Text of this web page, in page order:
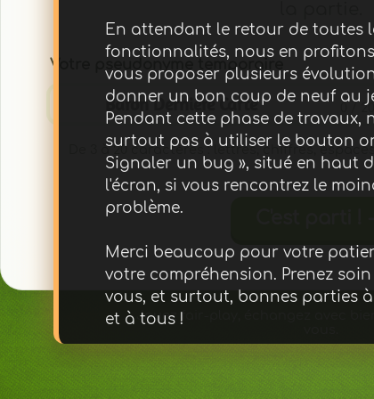
En attendant le retour de toutes
fonctionnalités, nous en
vous proposer plusieurs
donner un bon coup de neuf au
Pendant cette phase de travaux,
surtout pas à utiliser le bouton
Signaler un bug », situé en haut
l'écran, si vous rencontrez le
problème.
Merci beaucoup pour votre
votre compréhension. Prenez
vous, et surtout, bonnes parties
et à tous !
Votre pseudonyme temporaire
0 / 20
De 3 à 20 caractères : lettres, chiffres,
Jouez fair-play, échangez avec
💡 Cliquez sur une place libre pour vous y installer.
✓ Valider les équipes